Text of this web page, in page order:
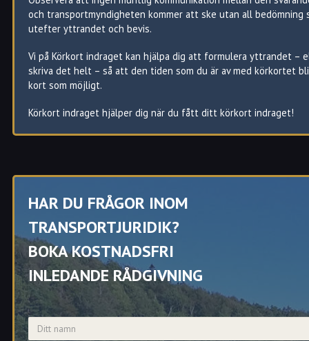
Moröhöjden
Morön
Norrböle
Norrhammar
Norrvalla
Dalen
Sörböle
Älvsbacka
Medle
Myckle
Skelleftehamn
Ursviken
Vännäs
och transportmyndigheten kommer att ske utan all bedömning
utefter yttrandet och bevis.
Vi på Körkort indraget kan hjälpa dig att formulera yttrandet –
skriva det helt – så att den tiden som du är av med körkortet
kort som möjligt.
Körkort indraget hjälper dig när du fått ditt körkort indraget!
ditt körkort
Eller andra trafikjuridiska problem?
Transportjurister ger dig i Skellefteå råd och stöd.
Varmt välkommen att kontakt oss när du behöver hjälp med
indraget körkort Skellefteå.
HAR DU FRÅGOR INOM
TRANSPORTJURIDIK?
BOKA KOSTNADSFRI
INLEDANDE RÅDGIVNING
Namn